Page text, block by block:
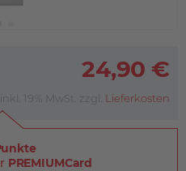
24,90 €
inkl. 19% MwSt. zzgl. Lieferkosten
PREMIUMCard